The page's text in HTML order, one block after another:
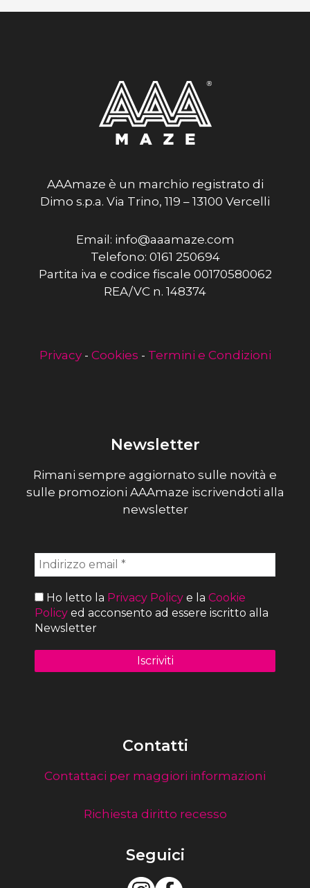
AAAmaze è un marchio registrato di
Dimo s.p.a. Via Trino, 119 – 13100 Vercelli
Email: info@aaamaze.com
Telefono: 0161 250694
Partita iva e codice fiscale 00170580062
REA/VC n. 148374
Privacy- Cookies - Termini e Condizioni
Newsletter
Rimani sempre aggiornato sulle novità e
sulle promozioni AAAmaze iscrivendoti alla
newsletter
Ho letto la Privacy Policy e la Cookie
Policy ed acconsento ad essere iscritto alla
Newsletter
Contatti
Contattaci per maggiori informazioni
Richiesta diritto recesso
Seguici